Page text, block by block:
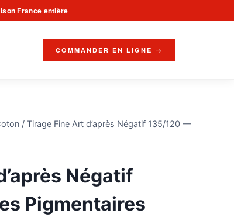
France entière
COMMANDER EN LIGNE →
/ Tirage Fine Art d’après Négatif 135/120 —
Négatif
Pigmentaires